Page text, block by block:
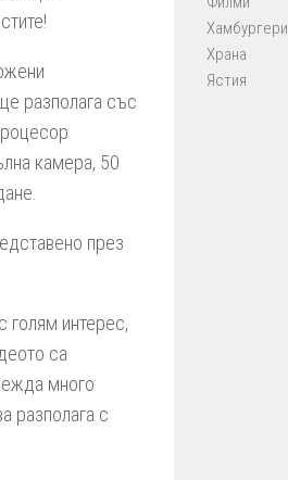
разполага със
камера, 50
през
голям интерес,
са
много
разполага с
Хамбургери
Храна
Ястия